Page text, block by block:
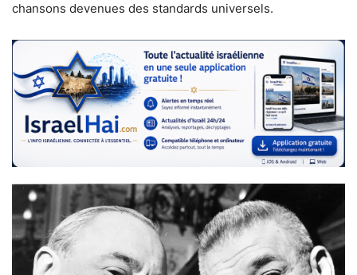
chansons devenues des standards universels.